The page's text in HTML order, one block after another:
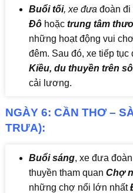
Buổi tối, xe đưa đoàn đi
Đô hoặc trung tâm
những hoạt động vui
đêm. Sau đó, xe tiếp tục
Kiều, du thuyền trên
cải lương.
NGÀY 6: CẦN THƠ –
TRƯA):
Buổi sáng, xe đưa
thuyền tham quan Chợ
những chợ nổi lớn nhất